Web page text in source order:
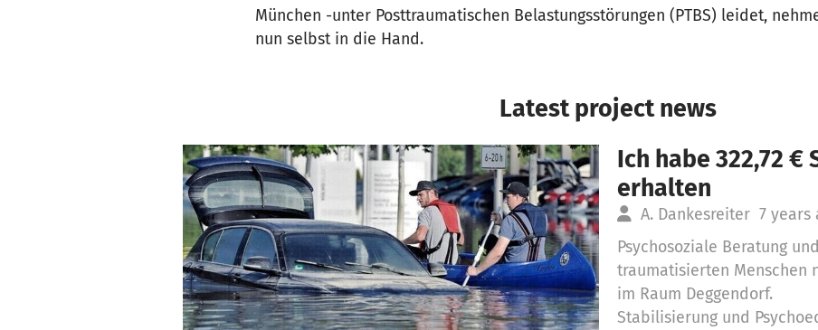
München -unter Posttraumatischen Belastungsstörungen (PTBS) leidet,
nun selbst in die Hand.
Latest project news
Ich habe 322,72
erhalten
A. Dankesreiter 7 years
Psychosoziale Beratung
traumatisierten Menschen
im Raum Deggendorf.
Stabilisierung und